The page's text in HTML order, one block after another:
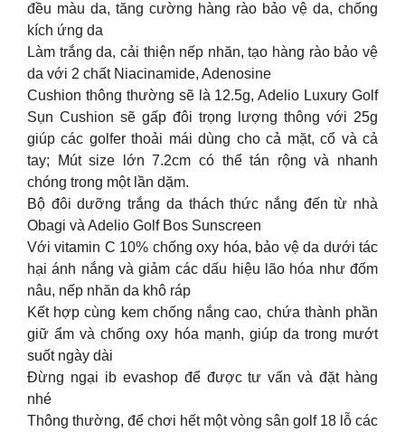
đều màu da, tăng cường hàng rào bảo vệ da, chống
kích ứng da
Làm trắng da, cải thiện nếp nhăn, tạo hàng rào bảo vệ
da với 2 chất Niacinamide, Adenosine
Cushion thông thường sẽ là 12.5g, Adelio Luxury Golf
Sụn Cushion sẽ gấp đôi trọng lượng thông với 25g
giúp các golfer thoải mái dùng cho cả mặt, cổ và cả
tay; Mút size lớn 7.2cm có thể tán rộng và nhanh
chóng trong một lần dặm.
Bộ đôi dưỡng trắng da thách thức nắng đến từ nhà
Obagi và Adelio Golf Bos Sunscreen
Với vitamin C 10% chống oxy hóa, bảo vệ da dưới tác
hại ánh nắng và giảm các dấu hiệu lão hóa như đốm
nâu, nếp nhăn da khô ráp
Kết hợp cùng kem chống nắng cao, chứa thành phần
giữ ẩm và chống oxy hóa mạnh, giúp da trong mướt
suốt ngày dài
Đừng ngại ib evashop để được tư vấn và đặt hàng
nhé
Thông thường, để chơi hết một vòng sân golf 18 lỗ các